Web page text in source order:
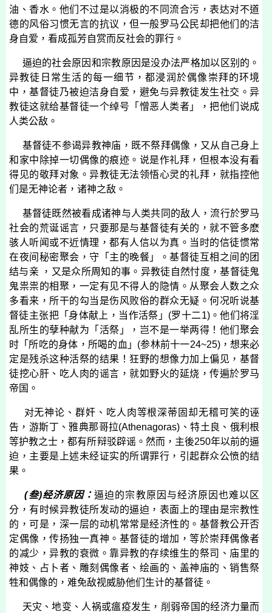
油、香水。他们不过是以消极的不同流合污，表达对不道
德的风俗习惯无言的抗议，但一般罗马公民却把他们的洁
身自爱，看成孤芳自赏而反社会的罪行。
逼迫的社会原因和宗教原因是没办法严格加以区别的。
异教徒日常生活的每一细节，都浸润於偶像崇拜的环境
中，基督徒乃被迫洁身自爱，避免与异教徒发生社交。异
教徒这就给基督徒一个绰号「憎恶人类者」，把他们说成
人类公敌。
基督徒不参谒异教神庙，既不祭拜偶像，又从自己身上
和家中除掉一切偶像的痕迹。说是作礼拜，但根本没有看
得见的敬拜对象。异教徒无法领悟心灵的礼拜，就指控他
们是无神论者，诸神之敌。
基督徒既然被看成诸神与人类共同的敌人，流行於罗马
社会的荒诞谣言，只要那是与基督徒有关的，就不管多麽
骇人听闻或不近情理，都有人信以为真。当时的信徒惯常
在夜间秘密聚会，守「主的晚餐」。基督徒互相之间的团
结与亲 ，又是众所周知的事。异教徒自然忖度，基督徒鬼
鬼祟祟的相聚，一定有见不得人的隐情。从聚会人数之众
多看来，所干的勾当是伤风败俗的群众无疑。何况听说基
督徒主张把「身体献上，当作活祭」 (罗十二1)。他们将淫
乱所生的孽种献为「活祭」，岂不是一举两得！他们聚会
时「所吃的身体，所喝的血」 (参林前十一24~25)，想来必
定是残杀这种活祭的结果！狂野的想像力加上偏见，基督
徒挖心肝、吃人肉的谣言，就如野火的延烧，传遍於罗马
帝国。
对无神论、群奸、吃人肉等根深蒂固却无稽可笑的诬
告，游斯丁、雅典那哥拉(Athenagoras) 、特土良、俄利根
等护教之士，都有所辩驳辟谣。然而，主後250年以前的逼
迫，主要是上述未经证实的所谓罪行，引起群众公愤的结
果。
(叁)经济原因：逼迫的宗教原因与经济原因也难以区
分，有时候异教徒所发动的逼迫，表面上的理由是宗教性
的，可是，深一层的动机常常是经济性的。基督教公开否
定偶像，传扬独一真神。基督徒的增加，等於崇拜偶像者
的减少，异教的衰微。靠异教的存续维生的祭司、庙里的
神妓、占卜者、雕刻偶像者、绘画的、盖神庙的、销售祭
牲和偶像的，难免敌视威胁他们生计的基督徒。
天灾、地变、人祸或瘟疫发生，削弱帝国的经济力量而